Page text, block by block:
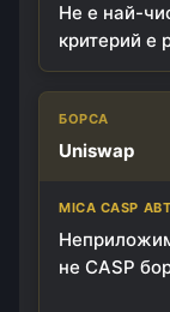
Не е най-
критерий е
Uniswap
не CASP